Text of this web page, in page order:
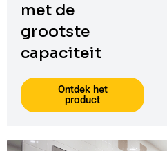
met de
grootste
capaciteit
Ontdek het
product